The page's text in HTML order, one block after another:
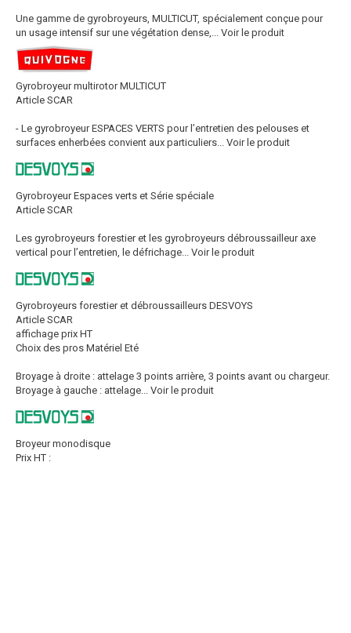
Une gamme de gyrobroyeurs, MULTICUT, spécialement conçue pour
un usage intensif sur une végétation dense,... Voir le produit
Gyrobroyeur multirotor MULTICUT
Article SCAR
- Le gyrobroyeur ESPACES VERTS pour l’entretien des pelouses et
surfaces enherbées convient aux particuliers... Voir le produit
Gyrobroyeur Espaces verts et Série spéciale
Article SCAR
Les gyrobroyeurs forestier et les gyrobroyeurs débroussailleur axe
vertical pour l’entretien, le défrichage... Voir le produit
Gyrobroyeurs forestier et débroussailleurs DESVOYS
Article SCAR
affichage prix HT
Choix des pros Matériel Eté
Broyage à droite : attelage 3 points arrière, 3 points avant ou chargeur.
Broyage à gauche : attelage... Voir le produit
Broyeur monodisque
Prix HT :